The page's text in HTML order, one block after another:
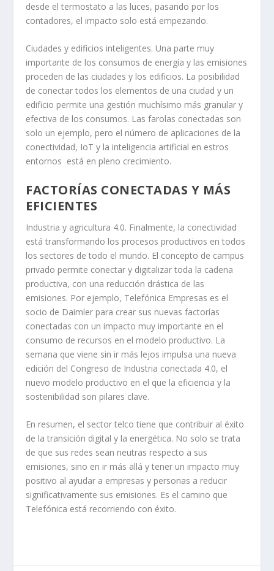
desde el termostato a las luces, pasando por los
contadores, el impacto solo está empezando.
Ciudades y edificios inteligentes. Una parte muy
importante de los consumos de energía y las emisiones
proceden de las ciudades y los edificios. La posibilidad
de conectar todos los elementos de una ciudad y un
edificio permite una gestión muchísimo más granular y
efectiva de los consumos. Las farolas conectadas son
solo un ejemplo, pero el número de aplicaciones de la
conectividad, IoT y la inteligencia artificial en estros
entornos está en pleno crecimiento.
FACTORÍAS CONECTADAS Y MÁS
EFICIENTES
Industria y agricultura 4.0. Finalmente, la conectividad
está transformando los procesos productivos en todos
los sectores de todo el mundo. El concepto de campus
privado permite conectar y digitalizar toda la cadena
productiva, con una reducción drástica de las
emisiones. Por ejemplo, Telefónica Empresas es el
socio de Daimler para crear sus nuevas factorías
conectadas con un impacto muy importante en el
consumo de recursos en el modelo productivo. La
semana que viene sin ir más lejos impulsa una nueva
edición del Congreso de Industria conectada 4.0, el
nuevo modelo productivo en el que la eficiencia y la
sostenibilidad son pilares clave.
En resumen, el sector telco tiene que contribuir al éxito
de la transición digital y la energética. No solo se trata
de que sus redes sean neutras respecto a sus
emisiones, sino en ir más allá y tener un impacto muy
positivo al ayudar a empresas y personas a reducir
significativamente sus emisiones. Es el camino que
Telefónica está recorriendo con éxito.